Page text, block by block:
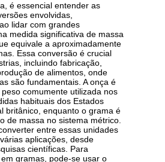
é essencial entender as
envolvidas,
lidar com grandes
medida significativa de massa
equivale a aproximadamente
Essa conversão é crucial
incluindo fabricação,
de alimentos, onde
são fundamentais. A onça é
comumente utilizada nos
habituais dos Estados
britânico, enquanto o grama é
de massa no sistema métrico.
entre essas unidades
aplicações, desde
científicas. Para
gramas, pode-se usar o